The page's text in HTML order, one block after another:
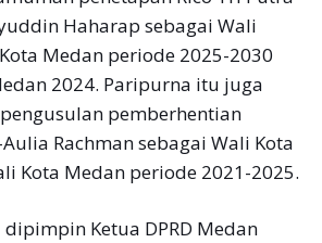
Haharap sebagai Wali
Medan periode 2025-2030
2024. Paripurna itu juga
pemberhentian
Rachman sebagai Wali Kota
Kota Medan periode 2021-2025.
Ketua DPRD Medan